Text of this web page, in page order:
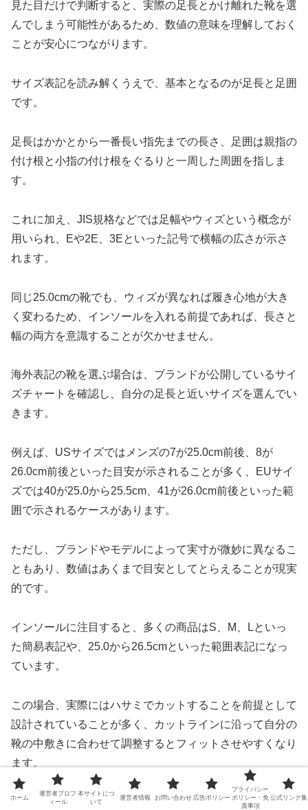
見た目だけで判断すると、実際の足長とかけ離れた靴を選
んでしまう可能性があるため、数値の意味を理解しておく
ことが安心につながります。
サイズ表記を読み解くうえで、基本となるのが足長と足囲
です。
足長はかかとから一番長い指先までの長さ、足囲は親指の
付け根と小指の付け根をぐるりと一周した周囲を指しま
す。
これに加え、JIS規格などでは足幅やウィズという概念が
用いられ、Eや2E、3Eといった記号で横幅の広さが示さ
れます。
同じ25.0cmの靴でも、ウィズが異なれば履き心地が大き
く変わるため、インソールを入れる前提であれば、長さと
幅の両方を意識することが欠かせません。
海外表記の靴を選ぶ場合は、ブランドが公開しているサイ
ズチャートを確認し、自分の足長と近いサイズを選んでい
きます。
例えば、USサイズではメンズの7が25.0cm前後、8が
26.0cm前後といった目安が示されることが多く、EUサイ
ズでは40が25.0から25.5cm、41が26.0cm前後といった範
囲で示されるケースがあります。
ただし、ブランドやモデルによって実寸が微妙に異なるこ
ともあり、数値はあくまで目安としてとらえることが現実
的です。
インソールに注目すると、多くの商品はS、M、Lといっ
た簡易表記や、25.0から26.5cmといった範囲表記になっ
ています。
この場合、実際にはハサミでカットすることを前提として
設計されていることが多く、カットラインに沿って自分の
靴の中敷きに合わせて調整するとフィットさせやすくなり
ます。
ここで役立つのが、自分の足の実測値と、普段問題なく履
ホーム
運営者プロフ
ィール
本サイトにつ
いて
運営者情報 お問い合わせ 広告ポリシー
プライバシー
ポリシー・免
責事項
公式リンク集